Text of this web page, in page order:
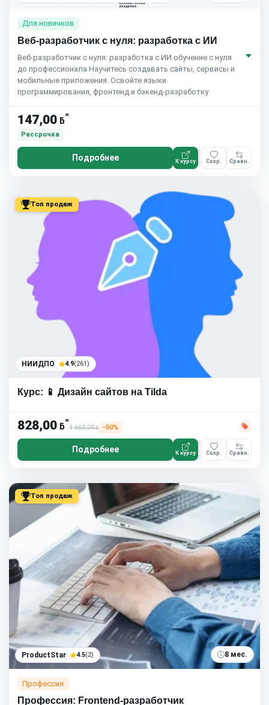
Для новичков
Веб-разработчик с нуля: разработка с ИИ
Веб-разработчик с нуля: разработка с ИИ обучение с нуля
до профессионала Научитесь создавать сайты, сервисы и
мобильные приложения. Освойте языки
программирования, фронтенд и бэкенд-разработку
147,00 ƃ*
Рассрочка
Подробнее К курсу Сохр. Сравн.
Топ продаж
НИИДПО 4.9(261)
Курс: 📱 Дизайн сайтов на Tilda
828,00 ƃ*
1 660,00ƃ −50%
Подробнее К курсу Сохр. Сравн.
Топ продаж
ProductStar 4.5(2) 8 мес.
Профессия
Профессия: Frontend-разработчик